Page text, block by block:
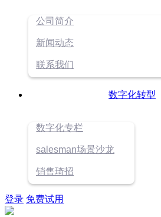
公司简介
新闻动态
联系我们
数字化转型
数字化专栏
salesman场景沙龙
销售琦招
登录 免费试用